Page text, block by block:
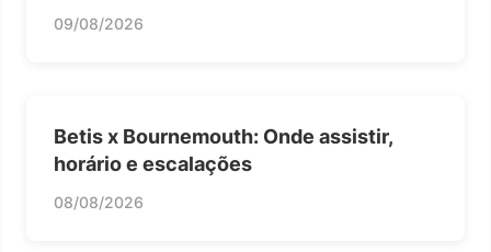
09/08/2026
Betis x Bournemouth: Onde assistir,
horário e escalações
08/08/2026